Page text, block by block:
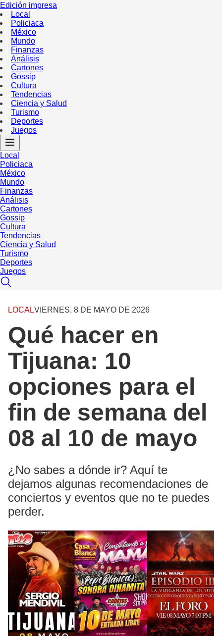
Edición impresa
Local
Policiaca
México
Mundo
Finanzas
Análisis
Cartones
Gossip
Cultura
Tendencias
Ciencia y Salud
Turismo
Deportes
Juegos
Local
Policiaca
México
Mundo
Finanzas
Análisis
Cartones
Gossip
Cultura
Tendencias
Ciencia y Salud
Turismo
Deportes
Juegos
LOCALVIERNES, 8 DE MAYO DE 2026
Qué hacer en
Tijuana: 10
opciones para el
fin de semana del
08 al 10 de mayo
¿No sabes a dónde ir? Aquí te
dejamos algunas recomendaciones de
conciertos y eventos que no te puedes
perder.